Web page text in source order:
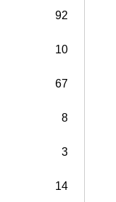
92
10
67
8
3
14